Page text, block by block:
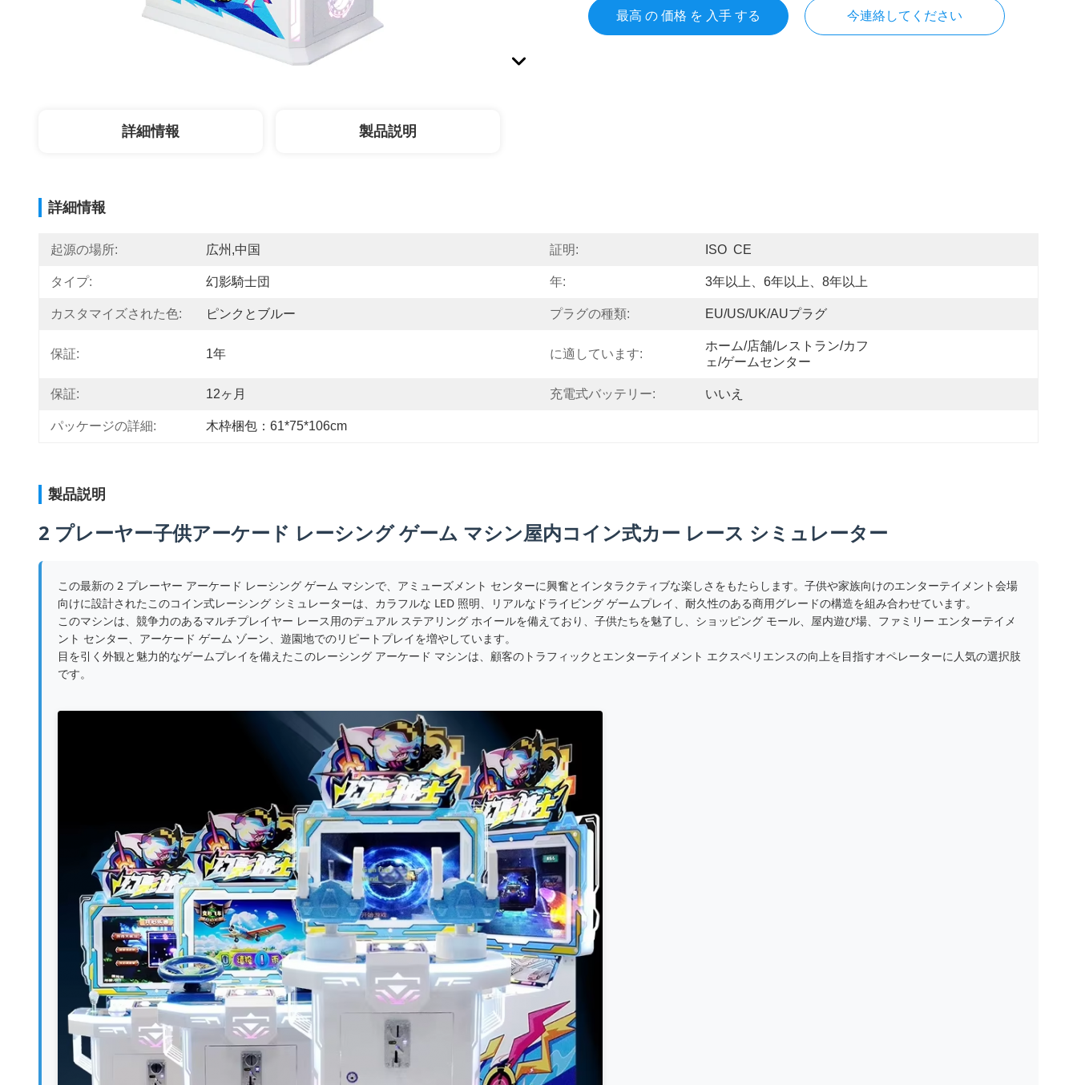
最高 の 価格 を 入手 する 今連絡してください
詳細情報 製品説明
詳細情報
起源の場所: 広州,中国 証明: ISO  CE
タイプ: 幻影騎士団 年: 3年以上、6年以上、8年以上
カスタマイズされた色: ピンクとブルー プラグの種類: EU/US/UK/AUプラグ
保証: 1年 に適しています:
ホーム/店舗/レストラン/カフ
ェ/ゲームセンター
保証: 12ヶ月 充電式バッテリー: いいえ
パッケージの詳細: 木枠梱包：61*75*106cm
製品説明
2 プレーヤー子供アーケード レーシング ゲーム マシン屋内コイン式カー レース シミュレーター
この最新の 2 プレーヤー アーケード レーシング ゲーム マシンで、アミューズメント センターに興奮とインタラクティブな楽しさをもたらします。子供や家族向けのエンターテイメント会場
向けに設計されたこのコイン式レーシング シミュレーターは、カラフルな LED 照明、リアルなドライビング ゲームプレイ、耐久性のある商用グレードの構造を組み合わせています。
このマシンは、競争力のあるマルチプレイヤー レース用のデュアル ステアリング ホイールを備えており、子供たちを魅了し、ショッピング モール、屋内遊び場、ファミリー エンターテイメ
ント センター、アーケード ゲーム ゾーン、遊園地でのリピートプレイを増やしています。
目を引く外観と魅力的なゲームプレイを備えたこのレーシング アーケード マシンは、顧客のトラフィックとエンターテイメント エクスペリエンスの向上を目指すオペレーターに人気の選択肢
です。